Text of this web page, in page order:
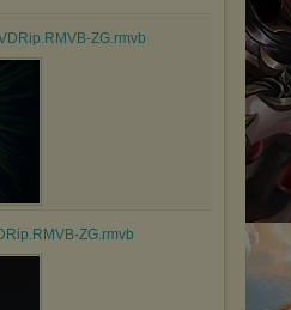
ZG.rmvb
ZG.rmvb